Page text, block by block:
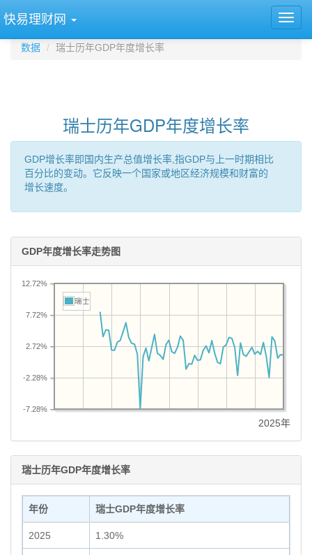
快易理财网
数据 瑞士历年GDP年度增长率
瑞士历年GDP年度增长率
GDP增长率即国内生产总值增长率,指GDP与上一时期相比
百分比的变动。它反映一个国家或地区经济规模和财富的
增长速度。
GDP年度增长率走势图
-7.28%
-2.28%
2.72%
7.72%
12.72%
瑞士
2025年
瑞士历年GDP年度增长率
年份 瑞士GDP年度增长率
2025 1.30%